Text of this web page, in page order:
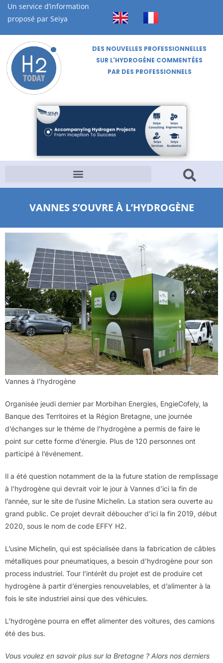
Un service d’information
proposé par Seiya
DES NOUVELLES PROFESSIONNELLES
SUR L'HYDROGÈNE COMMENTÉES
PAR DES PROFESSIONNELS
VANNES S’OUVRE À L’HYDROGÈNE
Vannes à l’hydrogène
Organisée jeudi dernier par Morbihan Energies, EngieCofely, la
Banque des Territoires et la Région Bretagne, une journée
d’échanges sur le thème de l’hydrogène a permis de faire le
point sur cette forme d’énergie. Plus de 120 personnes ont
participé à l’événement.
Il a été question notamment de la la future station de remplissage
à l’hydrogène qui devrait voir le jour à Vannes d’ici la fin de
l’année, sur le site de l’usine Michelin. La station sera ouverte au
grand public. Ce projet devrait déboucher d’ici la fin 2019, début
2020, sous le nom de code EFFY H2.
L’usine Michelin, qui est spécialisée dans la fabrication de câbles
métalliques pour pneumatiques, a besoin d’hydrogène pour son
process industriel. Tour l’intérêt du projet est de produire cet
hydrogène à partir d’énergies renouvelables, et d’alimenter à la
fois le site industriel ainsi que des véhicules.
L’hydrogène pourra en effet alimenter des voitures, des camions
été des bus.
Vous voulez en savoir plus sur la Bretagne ? Alors nos derniers